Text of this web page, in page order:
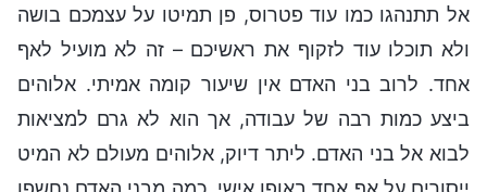
אל תתנהגו כמו עוד פטרוס, פן תמיטו על עצמכם בושה
ולא תוכלו עוד לזקוף את ראשיכם – זה לא מועיל לאף
אחד. לרוב בני האדם אין שיעור קומה אמיתי. אלוהים
ביצע כמות רבה של עבודה, אך הוא לא גרם למציאות
לבוא אל בני האדם. ליתר דיוק, אלוהים מעולם לא המיט